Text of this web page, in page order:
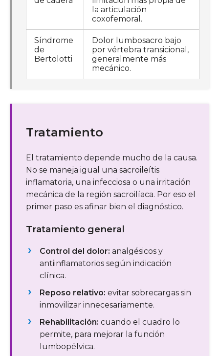
la articulación
coxofemoral.
Síndrome
de
Bertolotti
Dolor lumbosacro bajo
por vértebra transicional,
generalmente más
mecánico.
Tratamiento
El tratamiento depende mucho de la causa.
No se maneja igual una sacroileítis
inflamatoria, una infecciosa o una irritación
mecánica de la región sacroilíaca. Por eso el
primer paso es afinar bien el diagnóstico.
Tratamiento general
Control del dolor: analgésicos y
antiinflamatorios según indicación
clínica.
Reposo relativo: evitar sobrecargas sin
inmovilizar innecesariamente.
Rehabilitación: cuando el cuadro lo
permite, para mejorar la función
lumbopélvica.